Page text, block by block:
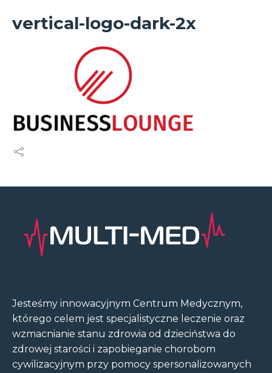
vertical-logo-dark-2x
Jesteśmy innowacyjnym Centrum Medycznym,
którego celem jest specjalistyczne leczenie oraz
wzmacnianie stanu zdrowia od dzieciństwa do
zdrowej starości i zapobieganie chorobom
cywilizacyjnym przy pomocy spersonalizowanych